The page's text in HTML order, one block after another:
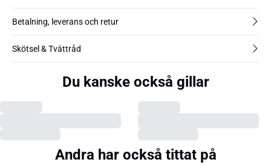
Betalning, leverans och retur
Skötsel & Tvättråd
Du kanske också gillar
Andra har också tittat på